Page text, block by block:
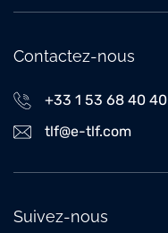
Contactez-nous
+33 1 53 68 40 40
tlf@e-tlf.com
Suivez-nous